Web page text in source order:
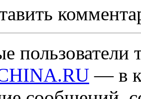
пользователи
— в